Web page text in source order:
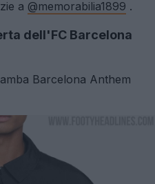
a @memorabilia1899 .
dell'FC Barcelona
Barcelona Anthem